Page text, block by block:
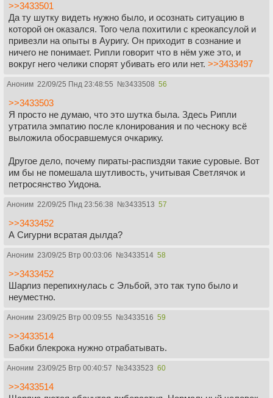
>>3433501
Да ту шутку видеть нужно было, и осознать ситуацию в
которой он оказался. Того чела похитили с креокапсулой и
привезли на опыты в Ауригу. Он приходит в сознание и
ничего не понимает. Рипли говорит что в нём уже это, и
вокруг него челики спорят убивать его или нет. >>3433497
Аноним 22/09/25 Пнд 23:48:55 №3433508 56
>>3433503
Я просто не думаю, что это шутка была. Здесь Рипли
утратила эмпатию после клонирования и по чесноку всё
выложила обосравшемуся очкарику.
Другое дело, почему пираты-распиздяи такие суровые. Вот
им бы не помешала шутливость, учитывая Светлячок и
петросянство Уидона.
Аноним 22/09/25 Пнд 23:56:38 №3433513 57
>>3433452
А Сигурни всратая дылда?
Аноним 23/09/25 Втр 00:03:06 №3433514 58
>>3433452
Шарлиз перепихнулась с Эльбой, это так тупо было и
неуместно.
Аноним 23/09/25 Втр 00:09:55 №3433516 59
>>3433514
Бабки блекрока нужно отрабатывать.
Аноним 23/09/25 Втр 00:40:57 №3433523 60
>>3433514